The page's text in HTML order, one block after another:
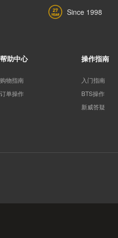
Since 1998
帮助中心
购物指南
订单操作
操作指南
入门指南
BTS操作
新威答疑